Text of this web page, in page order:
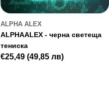
ALPHA ALEX
ALPHAALEX - черна светеща
тениска
Regular
€25,49 (49,85 лв)